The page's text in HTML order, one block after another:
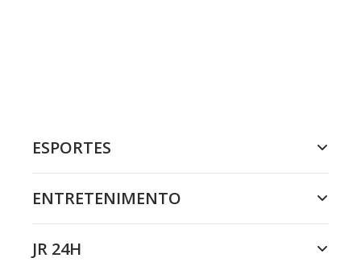
ESPORTES
ENTRETENIMENTO
JR 24H